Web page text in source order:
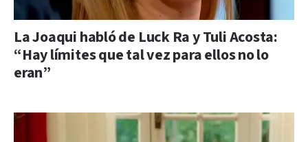
La Joaqui habló de Luck Ra y Tuli Acosta:
“Hay límites que tal vez para ellos no lo
eran”